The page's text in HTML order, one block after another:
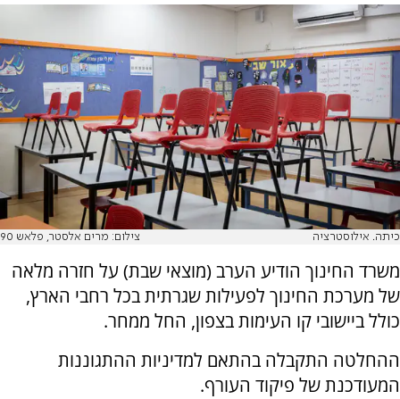
כיתה. אילוסטרציה צילום: מרים אלסטר, פלאש 90
משרד החינוך הודיע הערב (מוצאי שבת) על חזרה מלאה
של מערכת החינוך לפעילות שגרתית בכל רחבי הארץ,
כולל ביישובי קו העימות בצפון, החל ממחר.
ההחלטה התקבלה בהתאם למדיניות ההתגוננות
המעודכנת של פיקוד העורף.